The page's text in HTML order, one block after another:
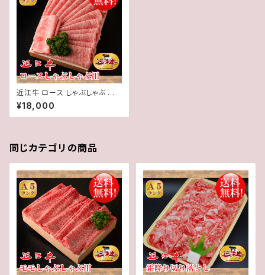
近江牛 ロース しゃぶしゃぶ 用
（3～4人前）600g【 冷蔵 】 A５
「 認定 」近江牛☆選べるしゃぶ
しゃぶのタレ付き☆★ 送料無料
¥18,000
同じカテゴリの商品